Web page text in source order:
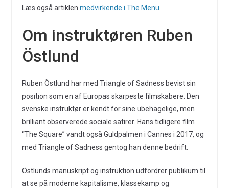
Læs også artiklen medvirkende i The Menu
Om instruktøren Ruben
Östlund
Ruben Östlund har med Triangle of Sadness bevist sin
position som en af Europas skarpeste filmskabere. Den
svenske instruktør er kendt for sine ubehagelige, men
brilliant observerede sociale satirer. Hans tidligere film
“The Square” vandt også Guldpalmen i Cannes i 2017, og
med Triangle of Sadness gentog han denne bedrift.
Östlunds manuskript og instruktion udfordrer publikum til
at se på moderne kapitalisme, klassekamp og